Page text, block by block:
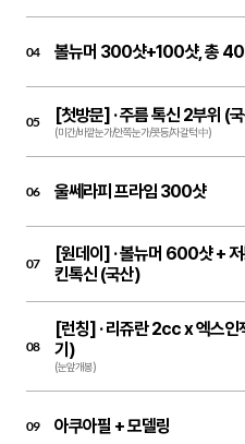
04 볼뉴머 300샷+100샷, 총
05 [첫방문] ·주름 톡신 2부위 (
(미간/바깥눈가/안쪽눈가/콧등/자갈턱 中)
06 울쎄라피 프라임 300샷
07 [원데이] ·볼뉴머 600샷 + 저
킨톡신 (국산)
08
[런칭] ·리쥬란 2cc x 엑스인
기)
(눈앞개봉)
09 아쿠아필 + 모델링